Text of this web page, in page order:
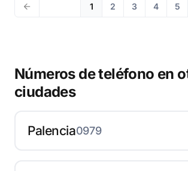
1 2 3 4 5
Números de teléfono en
ciudades
Palencia0979